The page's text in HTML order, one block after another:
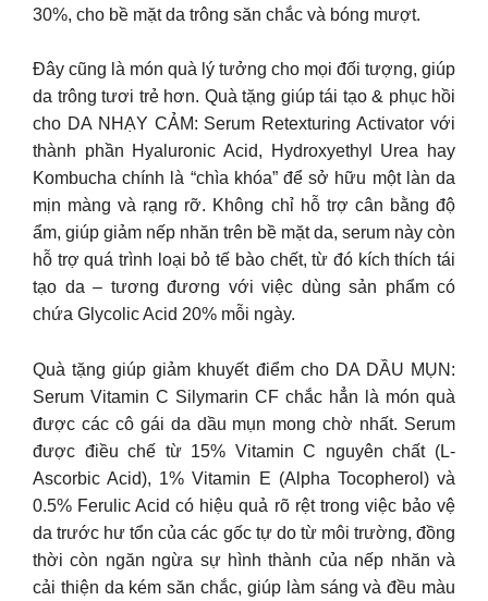
30%, cho bề mặt da trông săn chắc và bóng mượt.
Đây cũng là món quà lý tưởng cho mọi đối tượng, giúp
da trông tươi trẻ hơn. Quà tặng giúp tái tạo & phục hồi
cho DA NHẠY CẢM: Serum Retexturing Activator với
thành phần Hyaluronic Acid, Hydroxyethyl Urea hay
Kombucha chính là “chìa khóa” để sở hữu một làn da
mịn màng và rạng rỡ. Không chỉ hỗ trợ cân bằng độ
ẩm, giúp giảm nếp nhăn trên bề mặt da, serum này còn
hỗ trợ quá trình loại bỏ tế bào chết, từ đó kích thích tái
tạo da – tương đương với việc dùng sản phẩm có
chứa Glycolic Acid 20% mỗi ngày.
Quà tặng giúp giảm khuyết điểm cho DA DẦU MỤN:
Serum Vitamin C Silymarin CF chắc hẳn là món quà
được các cô gái da dầu mụn mong chờ nhất. Serum
được điều chế từ 15% Vitamin C nguyên chất (L-
Ascorbic Acid), 1% Vitamin E (Alpha Tocopherol) và
0.5% Ferulic Acid có hiệu quả rõ rệt trong việc bảo vệ
da trước hư tổn của các gốc tự do từ môi trường, đồng
thời còn ngăn ngừa sự hình thành của nếp nhăn và
cải thiện da kém săn chắc, giúp làm sáng và đều màu